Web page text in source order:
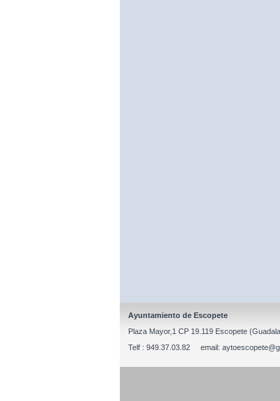
Ayuntamiento de Escopete
Plaza Mayor,1 CP 19.119 Escopete
Telf : 949.37.03.82 email: